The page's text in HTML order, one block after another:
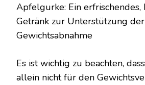
DAS
APFEL-
WERDEN
MIR
Apfelgurke: Ein erfrischendes,
Getränk zur Unterstützung der
Gewichtsabnahme
Es ist wichtig zu beachten,
allein nicht für den